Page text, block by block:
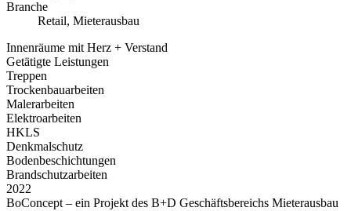
Branche
Retail, Mieterausbau
Innenräume mit Herz + Verstand
Getätigte Leistungen
Treppen
Trockenbauarbeiten
Malerarbeiten
Elektroarbeiten
HKLS
Denkmalschutz
Bodenbeschichtungen
Brandschutzarbeiten
2022
BoConcept – ein Projekt des B+D Geschäftsbereichs Mieterausbau